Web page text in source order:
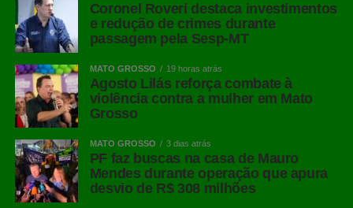
Coronel Roveri destaca investimentos
e redução de crimes durante
passagem pela Sesp-MT
MATO GROSSO 19 horas atrás
Agosto Lilás reforça combate à
violência contra a mulher em Mato
Grosso
MATO GROSSO 3 dias atrás
PF faz buscas na casa de Mauro
Mendes durante operação que apura
desvio de R$ 308 milhões